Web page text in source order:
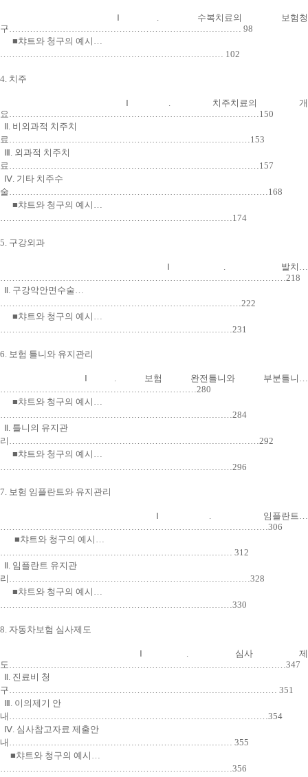
Ⅰ. 수복치료의 보험청
구…………………………………………………………………… 98
■챠트와 청구의 예시…
………………………………………………………………… 102
4. 치주
Ⅰ. 치주치료의 개
요…………………………………………………………………………150
Ⅱ. 비외과적 치주치
료………………………………………………………………………153
Ⅲ. 외과적 치주치
료…………………………………………………………………………157
Ⅳ. 기타 치주수
술……………………………………………………………………………168
■챠트와 청구의 예시…
……………………………………………………………………174
5. 구강외과
Ⅰ. 발치…
……………………………………………………………………………………218
Ⅱ. 구강악안면수술…
………………………………………………………………………222
■챠트와 청구의 예시…
……………………………………………………………………231
6. 보험 틀니와 유지관리
Ⅰ. 보험 완전틀니와 부분틀니…
…………………………………………………………280
■챠트와 청구의 예시…
……………………………………………………………………284
Ⅱ. 틀니의 유지관
리…………………………………………………………………………292
■챠트와 청구의 예시…
……………………………………………………………………296
7. 보험 임플란트와 유지관리
Ⅰ. 임플란트…
………………………………………………………………………………306
■챠트와 청구의 예시…
…………………………………………………………………… 312
Ⅱ. 임플란트 유지관
리………………………………………………………………………328
■챠트와 청구의 예시…
……………………………………………………………………330
8. 자동차보험 심사제도
Ⅰ. 심사 제
도…………………………………………………………………………………347
Ⅱ. 진료비 청
구……………………………………………………………………………… 351
Ⅲ. 이의제기 안
내……………………………………………………………………………354
Ⅳ. 심사참고자료 제출안
내………………………………………………………………… 355
■챠트와 청구의 예시…
……………………………………………………………………356